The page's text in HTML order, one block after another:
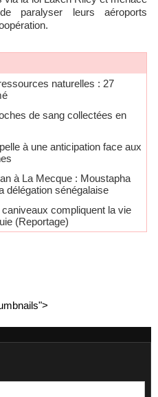
paralyser leurs aéroports
naturelles : 27
de sang collectées en
à une anticipation face aux
à La Mecque : Moustapha
délégation sénégalaise
compliquent la vie
(Reportage)